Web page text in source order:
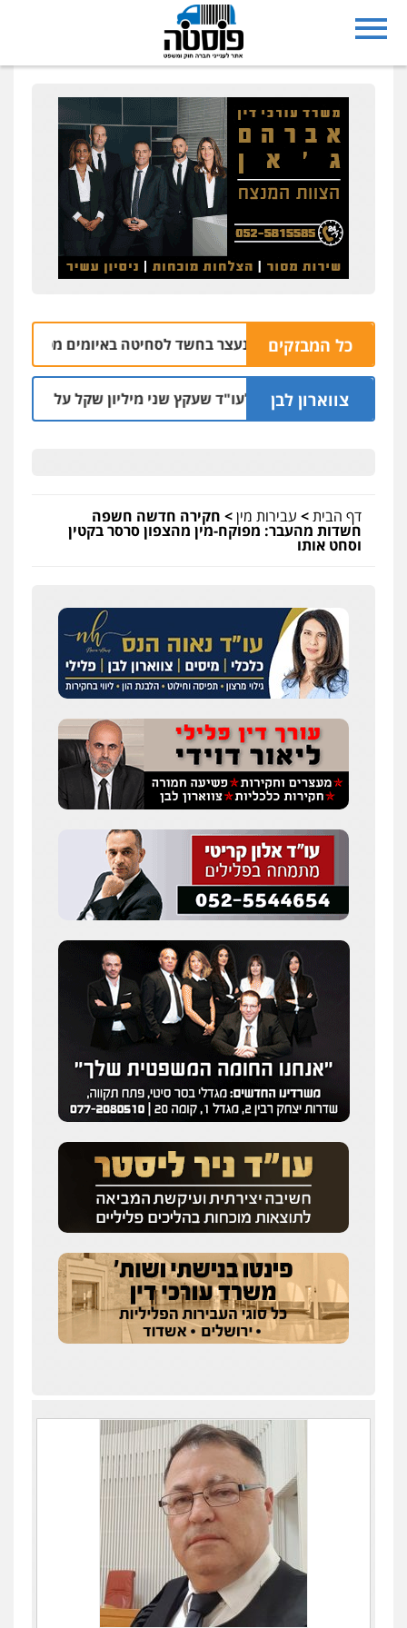
כל המבזקים
נצרת: בן 28 נעצר בחשד לסחיטה באיומים מטלפון שאינו שלו
צווארון לבן
מאסר בפועל לעו"ד שעקץ שני מיליון שקל על דירה השייכת
דף הבית> עבירות מין> חקירה חדשה חשפה
חשדות מהעבר: מפוקח-מין מהצפון סרסר בקטין
וסחט אותו
כבריאן, מזר – משרד עורכי דין
פלילי מעצרים וחקירות
0543986802
עו"ד דפנה לביא
משפחה גישור
0507206063
עו"ד בועז קניג
פלילי משפחה כלכלי צבאי
0507003001
עו"ד אייל בסרגליק
פלילי כלכלי צווארון לבן עורכי דין לענייני
0528488515
מנשה, אלמוג – עורכי דין
פלילי עבירות תנועה צווארון לבן תעבורה
עורכי דין לענייני אסירים מעצרים וחקירות
0546470989
עו"ד אבי כהן
פלילי פשיעה חמורה קטינים
סמים עבירות מין
ויקי שמואל – משרד עו"ד
פלילי משפט פלילי
0528959600
קורל קרוז – עורך דין פלילי
משפט פלילי
0545437431
עו"ד עלי סעדי